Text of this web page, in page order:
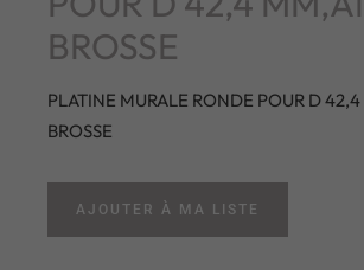
BROSSE
PLATINE MURALE RONDE POUR D
BROSSE
AJOUTER À MA LISTE